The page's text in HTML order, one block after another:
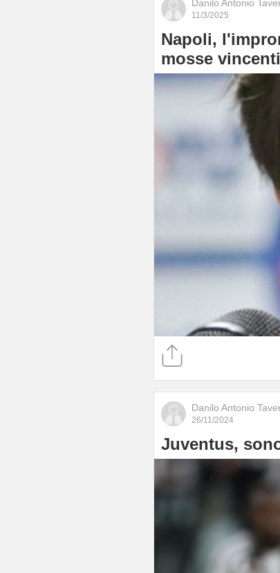
Danilo Antonio
11/3/2025
Napoli,
mosse vincenti
Danilo Antonio
26/11/2024
Juventus,